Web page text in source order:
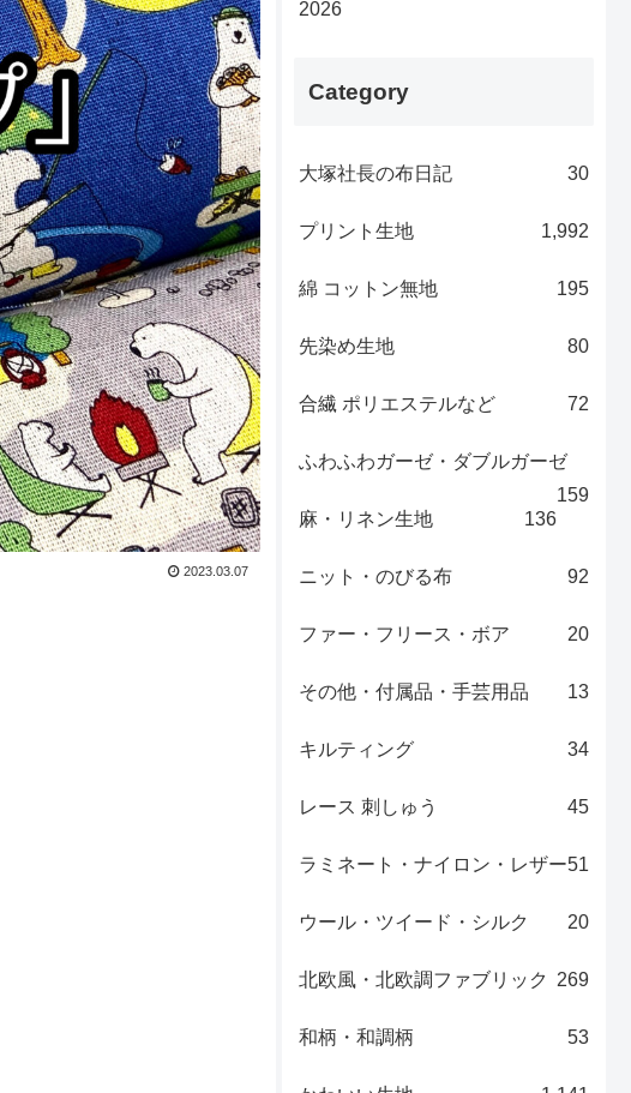
2023.03.07
2026
Category
大塚社長の布日記 30
プリント生地 1,992
綿 コットン無地 195
先染め生地 80
合繊 ポリエステルなど 72
ふわふわガーゼ・ダブルガーゼ
159
麻・リネン生地
136
ニット・のびる布 92
ファー・フリース・ボア 20
その他・付属品・手芸用品 13
キルティング 34
レース 刺しゅう 45
ラミネート・ナイロン・レザー51
ウール・ツイード・シルク 20
北欧風・北欧調ファブリック 269
和柄・和調柄 53